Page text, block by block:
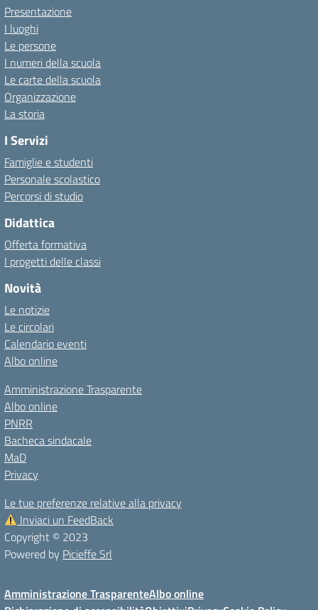
Presentazione
I luoghi
Le persone
I numeri della scuola
Le carte della scuola
Organizzazione
La storia
I Servizi
Famiglie e studenti
Personale scolastico
Percorsi di studio
Didattica
Offerta formativa
I progetti delle classi
Novità
Le notizie
Le circolari
Calendario eventi
Albo online
Amministrazione Trasparente
Albo online
PNRR
Bacheca sindacale
MaD
Privacy
Le tue preferenze relative alla privacy
Inviaci un FeedBack
Copyright © 2023
Powered by Picieffe Srl
Amministrazione TrasparenteAlbo online